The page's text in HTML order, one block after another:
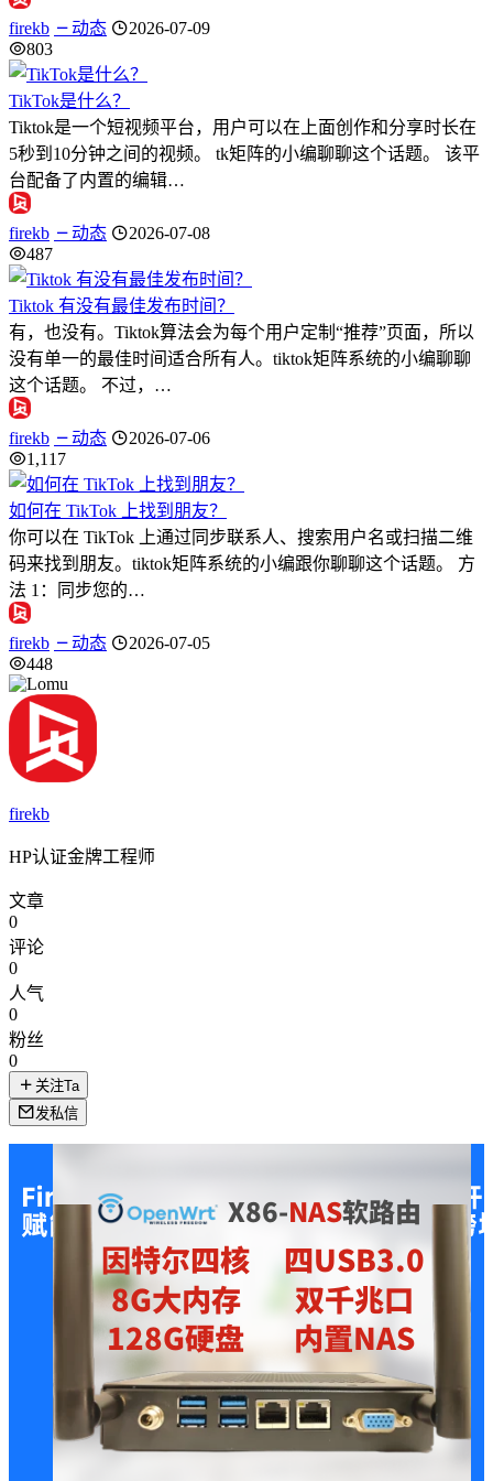
firekb 动态
2026-07-09
803
TikTok是什么？
Tiktok是一个短视频平台，用户可以在上面创作和分享时长在
5秒到10分钟之间的视频。 tk矩阵的小编聊聊这个话题。 该平
台配备了内置的编辑…
firekb 动态
2026-07-08
487
Tiktok 有没有最佳发布时间？
有，也没有。Tiktok算法会为每个用户定制“推荐”页面，所以
没有单一的最佳时间适合所有人。tiktok矩阵系统的小编聊聊
这个话题。 不过，…
firekb 动态
2026-07-06
1,117
如何在 TikTok 上找到朋友？
你可以在 TikTok 上通过同步联系人、搜索用户名或扫描二维
码来找到朋友。tiktok矩阵系统的小编跟你聊聊这个话题。 方
法 1：同步您的…
firekb 动态
2026-07-05
448
firekb
HP认证金牌工程师
文章
0
评论
0
人气
0
粉丝
0
关注Ta
发私信